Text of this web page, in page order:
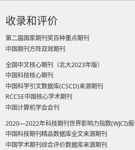
收录和评价
第二届国家期刊奖百种重点期刊
中国期刊方阵双效期刊
全国中文核心期刊（北大2023年版）
中国科技核心期刊
中国科学引文数据库(CSCD)来源期刊
RCCSE中国核心学术期刊
中国计算机学会会刊
2020—2022年科技期刊世界影响力指数(WJCI)
中国科技期刊精品数据库全文来源期刊
中国学术期刊综合评价数据库来源期刊